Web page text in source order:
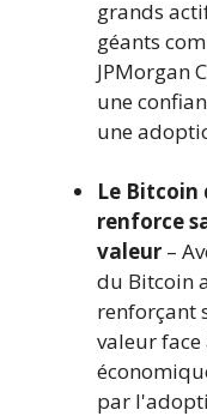
grands
géants
JPMorgan
une
une
Le Bitcoin
renforce
valeur –
du Bitcoin
renforçant
valeur
par